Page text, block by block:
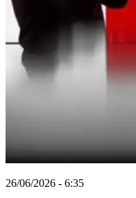
26/06/2026 - 6:35